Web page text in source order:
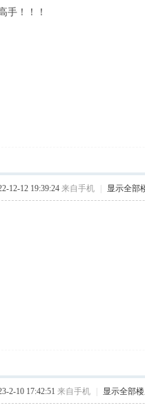
手！！！
12-12 19:39:24 来自手机 显示全部
2-10 17:42:51 来自手机 显示全部